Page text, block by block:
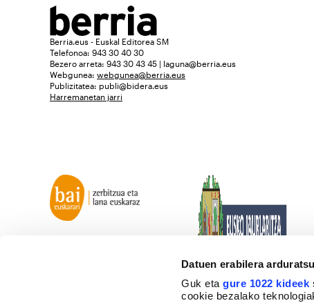
Datuen erabilera
Guk etagure 1022 kideek
cookie bezalako
Berria.eus - Euskal Editorea SM
Telefonoa: 943 30 40 30
Bezero arreta: 943 30 43 45 | laguna@berria.eus
Webgunea: webgunea@berria.eus
Publizitatea: publi@bidera.eus
Harremanetan jarri